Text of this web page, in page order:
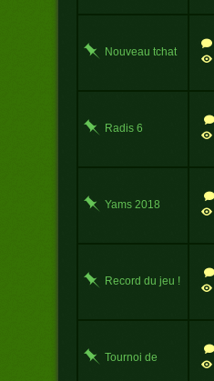
Nouveau tchat
Radis 6
Yams 2018
Record du jeu !
Tournoi de